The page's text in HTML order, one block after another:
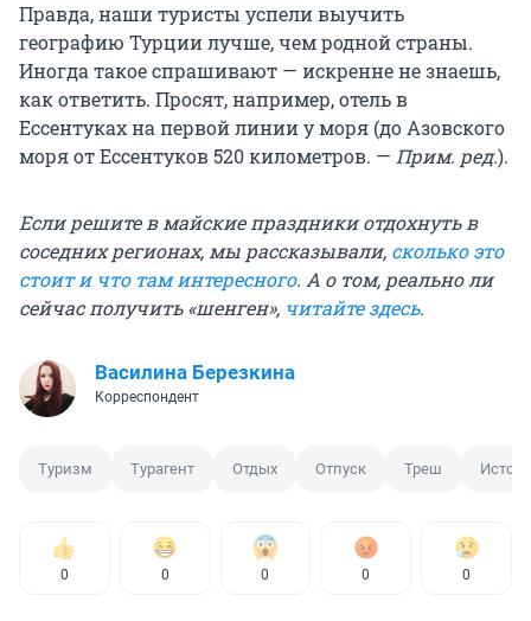
Правда, наши туристы успели выучить
географию Турции лучше, чем родной страны.
Иногда такое спрашивают — искренне не знаешь,
как ответить. Просят, например, отель в
Ессентуках на первой линии у моря (до Азовского
моря от Ессентуков 520 километров. — Прим. ред.).
Если решите в майские праздники отдохнуть в
соседних регионах, мы рассказывали, сколько это
стоит и что там интересного. А о том, реально ли
сейчас получить «шенген», читайте здесь.
Василина Березкина
Корреспондент
Туризм Турагент Отдых Отпуск Треш
0 0 0 0 0